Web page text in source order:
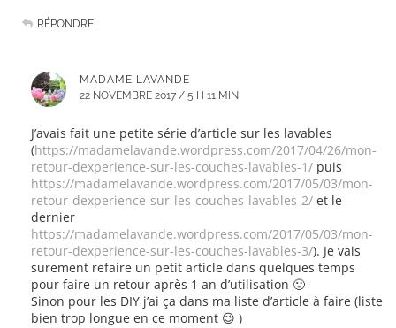
RÉPONDRE
MADAME LAVANDE
22 NOVEMBRE 2017 / 5 H 11 MIN
J’avais fait une petite série d’article sur les lavables
(https://madamelavande.wordpress.com/2017/04/26/mon-
retour-dexperience-sur-les-couches-lavables-1/ puis
https://madamelavande.wordpress.com/2017/05/03/mon-
retour-dexperience-sur-les-couches-lavables-2/ et le
dernier
https://madamelavande.wordpress.com/2017/05/03/mon-
retour-dexperience-sur-les-couches-lavables-3/). Je vais
surement refaire un petit article dans quelques temps
pour faire un retour après 1 an d’utilisation 🙂
Sinon pour les DIY j’ai ça dans ma liste d’article à faire (liste
bien trop longue en ce moment 😉 )